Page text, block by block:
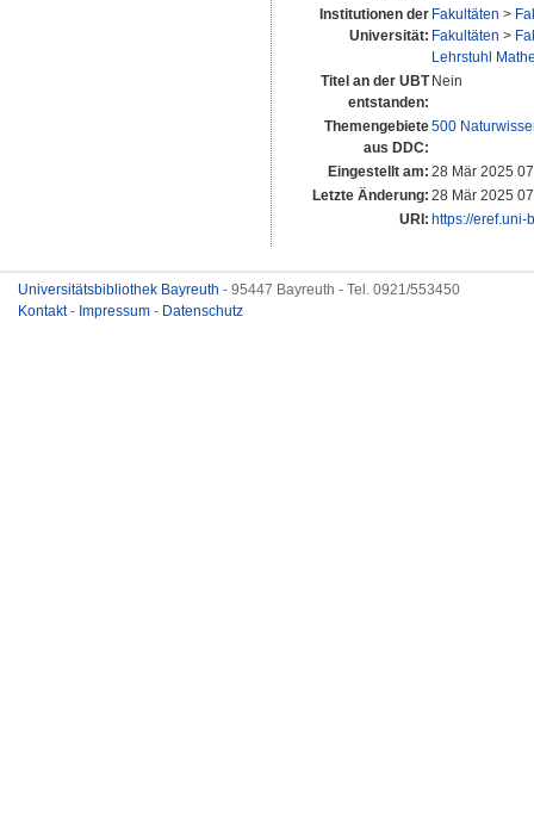
Institutionen der
Universität:
Fakultäten >
Fakultäten >
Lehrstuhl
Titel an der UBT
entstanden:
Nein
Themengebiete
aus DDC:
500
Eingestellt am: 28 Mär 2025
Letzte Änderung: 28 Mär 2025
URI: https://eref.uni-
Universitätsbibliothek Bayreuth - 95447 Bayreuth - Tel. 0921/553450
Kontakt- Impressum - Datenschutz